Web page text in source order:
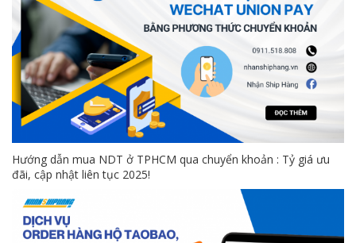
Hướng dẫn mua NDT ở TPHCM qua chuyển khoản : Tỷ giá ưu
đãi, cập nhật liên tục 2025!